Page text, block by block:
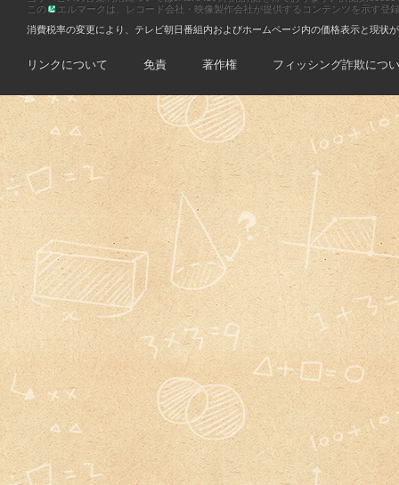
この
エルマークは、レコード会社・映像製作会社が提供するコンテンツを示す登
消費税率の変更により、テレビ朝日番組内およびホームページ内の価格表示と現状
リンクについて 免責 著作権 フィッシング詐欺につ